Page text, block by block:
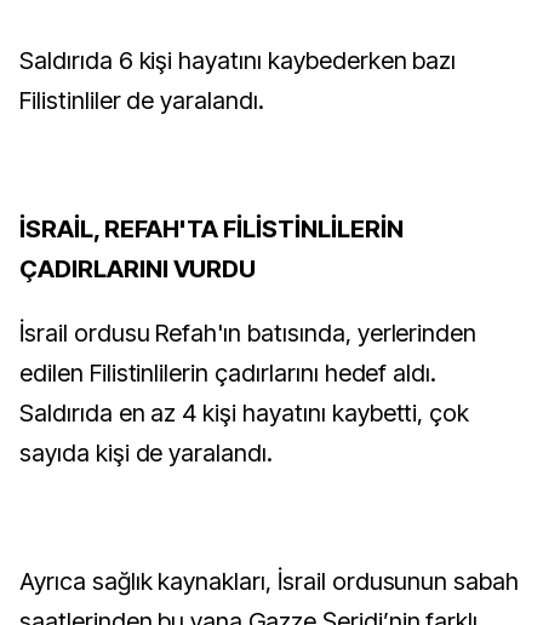
Saldırıda 6 kişi hayatını kaybederken bazı
Filistinliler de yaralandı.
İSRAİL, REFAH'TA FİLİSTİNLİLERİN
ÇADIRLARINI VURDU
İsrail ordusu Refah'ın batısında, yerlerinden
edilen Filistinlilerin çadırlarını hedef aldı.
Saldırıda en az 4 kişi hayatını kaybetti, çok
sayıda kişi de yaralandı.
Ayrıca sağlık kaynakları, İsrail ordusunun sabah